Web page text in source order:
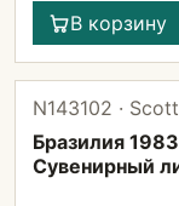
В корзину
N143102 ·
Бразилия
Сувенирный